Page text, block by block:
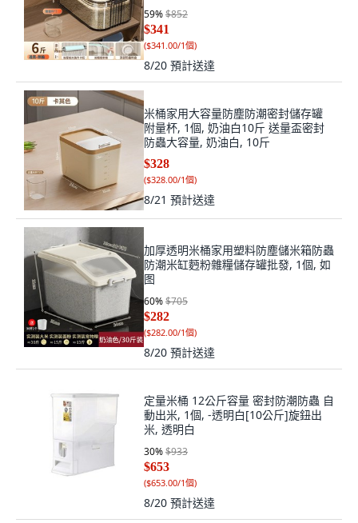
59%$852
$341
($341.00/1個)
8/20 預計送達
米桶家用大容量防塵防潮密封儲存罐
附量杯, 1個, 奶油白10斤 送量盃密封
防蟲大容量, 奶油白, 10斤
$328
($328.00/1個)
8/21 預計送達
加厚透明米桶家用塑料防塵儲米箱防蟲
防潮米缸麪粉雜糧儲存罐批發, 1個, 如
图
60%$705
$282
($282.00/1個)
8/20 預計送達
定量米桶 12公斤容量 密封防潮防蟲 自
動出米, 1個, -透明白[10公斤]旋鈕出
米, 透明白
30%$933
$653
($653.00/1個)
8/20 預計送達